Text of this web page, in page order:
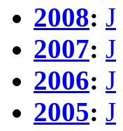
2008: J
2007: J
2006: J
2005: J